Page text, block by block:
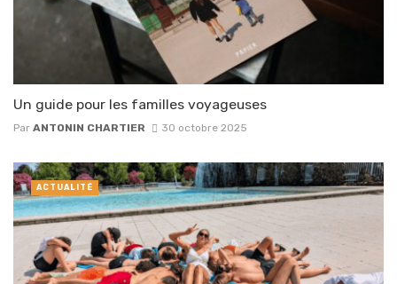
Un guide pour les familles voyageuses
Par ANTONIN CHARTIER 30 octobre 2025
ACTUALITÉ